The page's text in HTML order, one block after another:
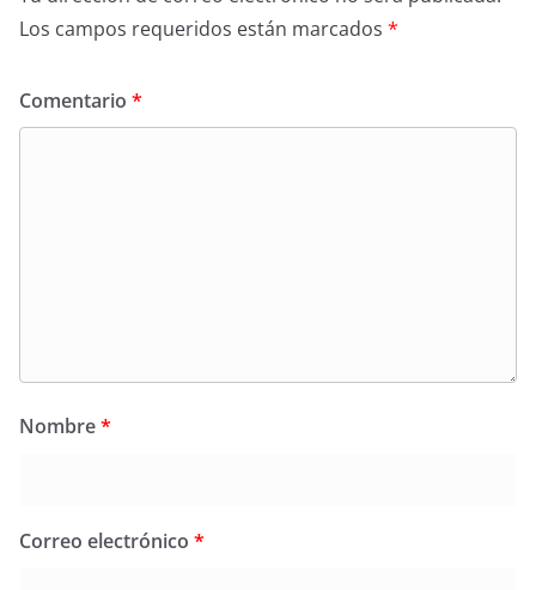
Los campos requeridos están marcados *
Comentario *
Nombre*
Correo electrónico *